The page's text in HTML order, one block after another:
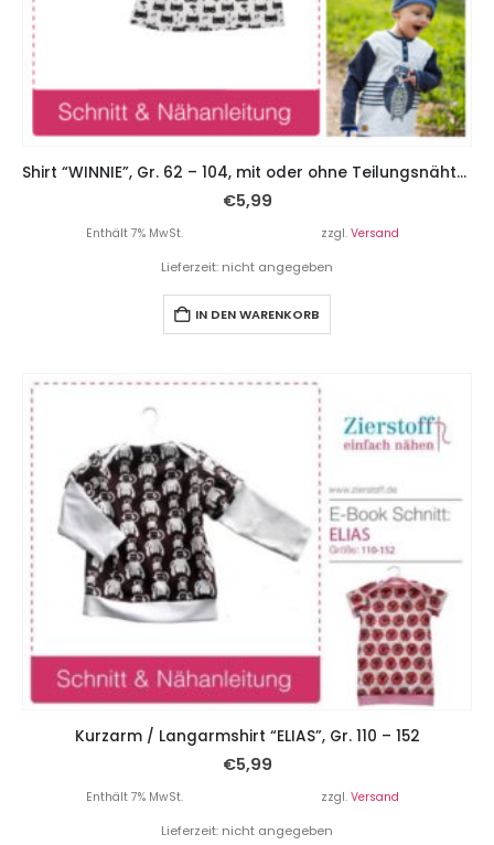
Shirt “WINNIE”, Gr. 62 – 104, mit oder ohne Teilungsnähten und Knopfleiste
€5,99
Enthält 7% MwSt. zzgl. Versand
Lieferzeit: nicht angegeben
IN DEN WARENKORB
Kurzarm / Langarmshirt “ELIAS”, Gr. 110 – 152
€5,99
Enthält 7% MwSt. zzgl. Versand
Lieferzeit: nicht angegeben